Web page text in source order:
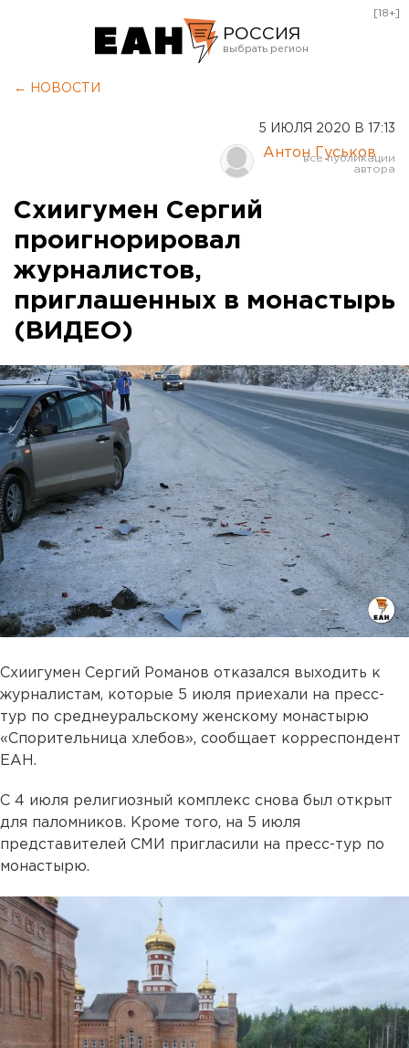
РОССИЯ
Курган
Оренбург
[18+]
← НОВОСТИ
5 ИЮЛЯ 2020 В 17:13
Антон Гуськов
Схиигумен Сергий
проигнорировал
журналистов,
приглашенных в монастырь
(ВИДЕО)
Схиигумен Сергий Романов отказался выходить к
журналистам, которые 5 июля приехали на пресс-
тур по среднеуральскому женскому монастырю
«Спорительница хлебов», сообщает корреспондент
ЕАН.
С 4 июля религиозный комплекс снова был открыт
для паломников. Кроме того, на 5 июля
представителей СМИ пригласили на пресс-тур по
монастырю.